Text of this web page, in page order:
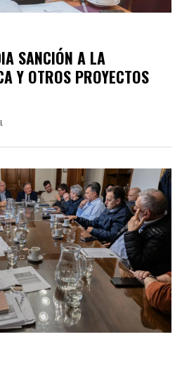
SANCIÓN A LA
Y OTROS PROYECTOS